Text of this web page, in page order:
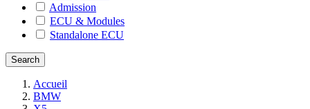
Admission
ECU & Modules
Standalone ECU
Accueil
BMW